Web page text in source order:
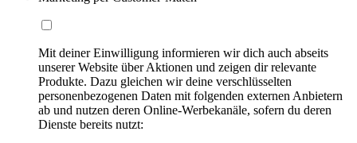
Mit deiner Einwilligung informieren wir dich auch abseits
unserer Website über Aktionen und zeigen dir relevante
Produkte. Dazu gleichen wir deine verschlüsselten
personenbezogenen Daten mit folgenden externen Anbietern
ab und nutzen deren Online-Werbekanäle, sofern du deren
Dienste bereits nutzt: